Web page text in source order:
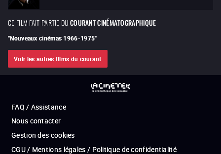
CE FILM FAIT PARTIE DUCOURANT CINÉMATOGRAPHIQUE
"Nouveaux cinémas 1966-1975"
Voir les autres films du courant
FAQ / Assistance
Nous contacter
Gestion des cookies
CGU / Mentions légales / Politique de confidentialité